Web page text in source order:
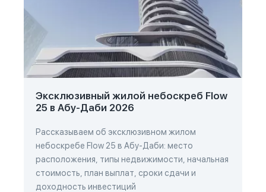
Эксклюзивный жилой небоскреб Flow
25 в Абу-Даби 2026
Рассказываем об эксклюзивном жилом
небоскребе Flow 25 в Абу-Даби: место
расположения, типы недвижимости, начальная
стоимость, план выплат, сроки сдачи и
доходность инвестиций